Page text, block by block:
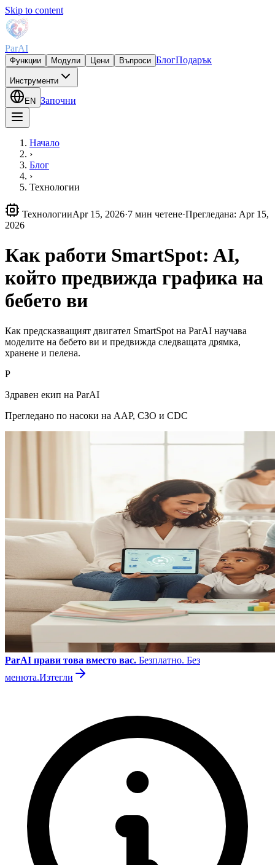
Skip to content
ParAI
Функции Модули Цени Въпроси БлогПодарък
Инструменти
EN Започни
Начало
›
Блог
›
Технологии
ТехнологииApr 15, 2026·7 мин четене·Прегледана: Apr 15,
2026
Как работи SmartSpot: AI,
който предвижда графика на
бебето ви
Как предсказващият двигател SmartSpot на ParAI научава
моделите на бебето ви и предвижда следващата дрямка,
хранене и пелена.
P
Здравен екип на ParAI
Прегледано по насоки на AAP, СЗО и CDC
ParAI прави това вместо вас. Безплатно. Без
менюта.Изтегли